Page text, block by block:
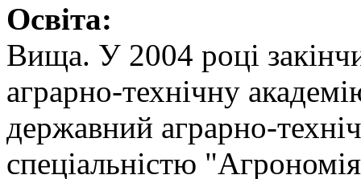
Освіта:
Вища. У 2004 році
аграрно-технічну
державний аграрно-
спеціальністю